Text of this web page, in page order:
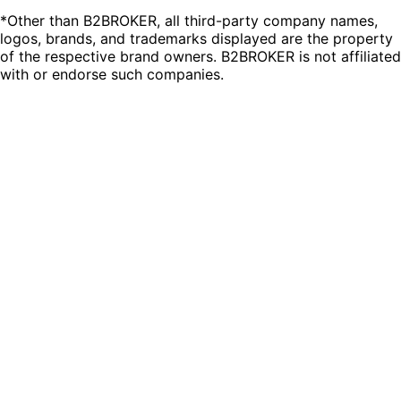
*Other than B2BROKER, all third-party company names,
logos, brands, and trademarks displayed are the property
of the respective brand owners. B2BROKER is not affiliated
with or endorse such companies.